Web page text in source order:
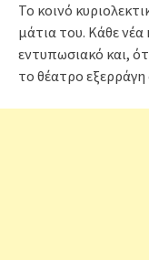
Το κοινό
μάτια του. Κάθε
εντυπωσιακό και,
το θέατρο